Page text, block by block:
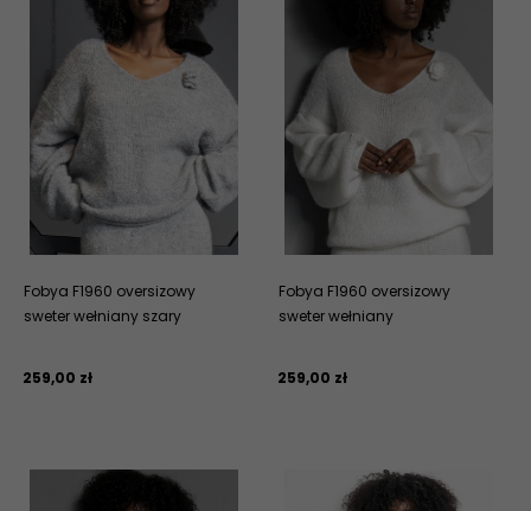
Fobya F1960 oversizowy
sweter wełniany szary
259,00 zł
Fobya F1960 oversizowy
sweter wełniany
259,00 zł